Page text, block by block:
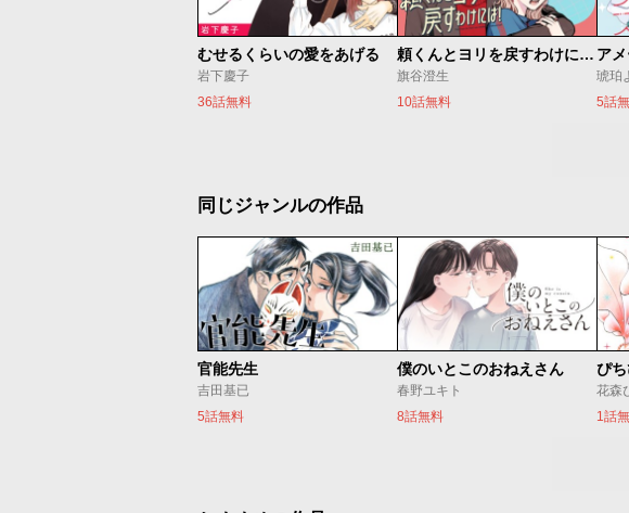
むせるくらいの愛をあげる
岩下慶子
36話無料
頼くんとヨリを戻すわけには！
旗谷澄生
10話無料
ア
琥珀
5話
同じジャンルの作品
官能先生
吉田基已
5話無料
僕のいとこのおねえさん
春野ユキト
8話無料
ぴ
花森
1話